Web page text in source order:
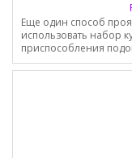
Еще один способ
использовать набор
приспособления